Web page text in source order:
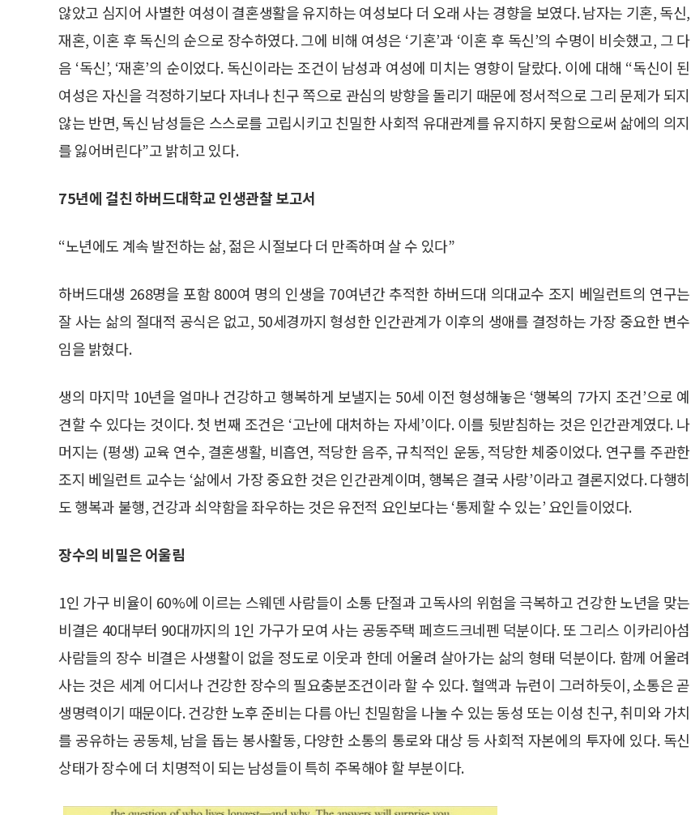
않았고 심지어 사별한 여성이 결혼생활을 유지하는 여성보다 더 오래 사는 경향을 보였다. 남자는 기혼, 독신,
재혼, 이혼 후 독신의 순으로 장수하였다. 그에 비해 여성은 ‘기혼’과 ‘이혼 후 독신’의 수명이 비슷했고, 그 다
음 ‘독신’, ‘재혼’의 순이었다. 독신이라는 조건이 남성과 여성에 미치는 영향이 달랐다. 이에 대해 “독신이 된
여성은 자신을 걱정하기보다 자녀나 친구 쪽으로 관심의 방향을 돌리기 때문에 정서적으로 그리 문제가 되지
않는 반면, 독신 남성들은 스스로를 고립시키고 친밀한 사회적 유대관계를 유지하지 못함으로써 삶에의 의지
를 잃어버린다”고 밝히고 있다.
75년에 걸친 하버드대학교 인생관찰 보고서
“노년에도 계속 발전하는 삶, 젊은 시절보다 더 만족하며 살 수 있다”
하버드대생 268명을 포함 800여 명의 인생을 70여년간 추적한 하버드대 의대교수 조지 베일런트의 연구는
잘 사는 삶의 절대적 공식은 없고, 50세경까지 형성한 인간관계가 이후의 생애를 결정하는 가장 중요한 변수
임을 밝혔다.
생의 마지막 10년을 얼마나 건강하고 행복하게 보낼지는 50세 이전 형성해놓은 ‘행복의 7가지 조건’으로 예
견할 수 있다는 것이다. 첫 번째 조건은 ‘고난에 대처하는 자세’이다. 이를 뒷받침하는 것은 인간관계였다. 나
머지는 (평생) 교육 연수, 결혼생활, 비흡연, 적당한 음주, 규칙적인 운동, 적당한 체중이었다. 연구를 주관한
조지 베일런트 교수는 ‘삶에서 가장 중요한 것은 인간관계이며, 행복은 결국 사랑’이라고 결론지었다. 다행히
도 행복과 불행, 건강과 쇠약함을 좌우하는 것은 유전적 요인보다는 ‘통제할 수 있는’ 요인들이었다.
장수의 비밀은 어울림
1인 가구 비율이 60%에 이르는 스웨덴 사람들이 소통 단절과 고독사의 위험을 극복하고 건강한 노년을 맞는
비결은 40대부터 90대까지의 1인 가구가 모여 사는 공동주택 페흐드크네펜 덕분이다. 또 그리스 이카리아섬
사람들의 장수 비결은 사생활이 없을 정도로 이웃과 한데 어울려 살아가는 삶의 형태 덕분이다. 함께 어울려
사는 것은 세계 어디서나 건강한 장수의 필요충분조건이라 할 수 있다. 혈액과 뉴런이 그러하듯이, 소통은 곧
생명력이기 때문이다. 건강한 노후 준비는 다름 아닌 친밀함을 나눌 수 있는 동성 또는 이성 친구, 취미와 가치
를 공유하는 공동체, 남을 돕는 봉사활동, 다양한 소통의 통로와 대상 등 사회적 자본에의 투자에 있다. 독신
상태가 장수에 더 치명적이 되는 남성들이 특히 주목해야 할 부분이다.